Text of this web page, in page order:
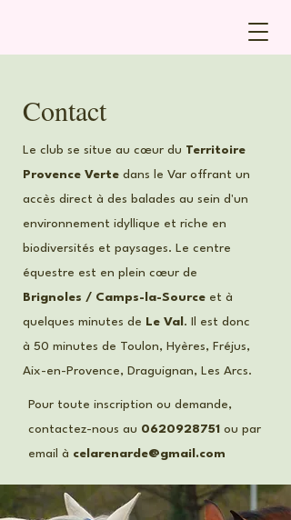
Contact
Le club se situe au cœur du Territoire
Provence Verte dans le Var offrant un
accès direct à des balades au sein d'un
environnement idyllique et riche en
biodiversités et paysages. Le centre
équestre est en plein cœur de
Brignoles / Camps-la-Source et à
quelques minutes de Le Val . Il est donc
à 50 minutes de Toulon, Hyères, Fréjus,
Aix-en-Provence, Draguignan, Les Arcs.
Pour toute inscription ou demande,
contactez-nous au 0620928751 ou par
email à celarenarde@gmail.com